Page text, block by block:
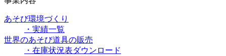
あそび環境づくり
・実績一覧
世界のあそび道具の販売
・在庫状況表ダウンロード